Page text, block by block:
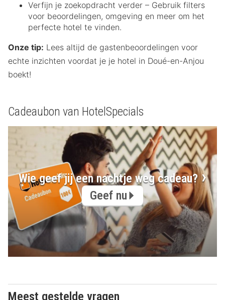
Verfijn je zoekopdracht verder – Gebruik filters
voor beoordelingen, omgeving en meer om het
perfecte hotel te vinden.
Onze tip: Lees altijd de gastenbeoordelingen voor
echte inzichten voordat je je hotel in Doué-en-Anjou
boekt!
Cadeaubon van HotelSpecials
Wie geef jij een nachtje weg cadeau?
Geef nu
Meest gestelde vragen